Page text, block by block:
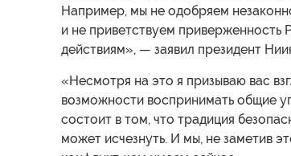
Например, мы не одобряем
и не приветствуем приверженность
действиям», — заявил президент
«Несмотря на это я призываю вас
возможности воспринимать общие
состоит в том, что традиция
может исчезнуть. И мы, не заметив